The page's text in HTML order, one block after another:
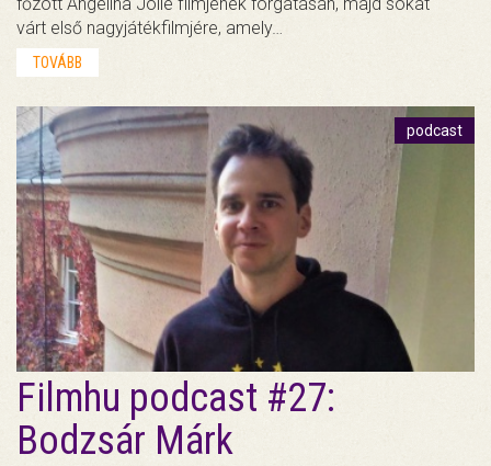
várt első nagyjátékfilmjére, amely…
TOVÁBB
podcast
Filmhu podcast #27:
Bodzsár Márk